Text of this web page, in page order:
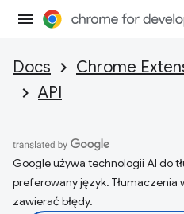
Docs Chrome
API
Google używa technologii AI do
preferowany język.
zawierać błędy.